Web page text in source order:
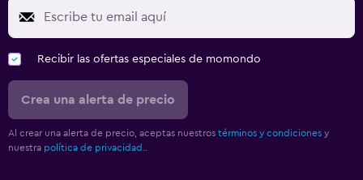
Recibir las ofertas especiales de momondo
Crea una alerta de precio
Al crear una alerta de precio, aceptas nuestros términos y condiciones y
nuestra política de privacidad.